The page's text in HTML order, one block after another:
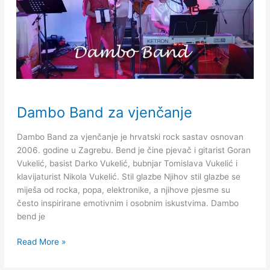
Dambo Band za vjenčanje
Dambo Band za vjenčanje je hrvatski rock sastav osnovan
2006. godine u Zagrebu. Bend je čine pjevač i gitarist Goran
Vukelić, basist Darko Vukelić, bubnjar Tomislava Vukelić i
klavijaturist Nikola Vukelić. Stil glazbe Njihov stil glazbe se
miješa od rocka, popa, elektronike, a njihove pjesme su
često inspirirane emotivnim i osobnim iskustvima. Dambo
bend je
Band
vjenčanje
Read More »